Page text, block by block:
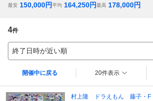
最安 150,000円平均 164,250円最高 178,000円
4件
終了日時が近い順
開催中に戻る 20件表示
村上隆 ドラえもん 藤子・F